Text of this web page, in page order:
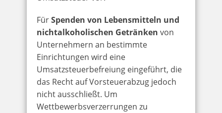
FürSpenden von Lebensmitteln und
nichtalkoholischen Getränken von
Unternehmern an bestimmte
Einrichtungen wird eine
Umsatzsteuerbefreiung eingeführt, die
das Recht auf Vorsteuerabzug jedoch
nicht ausschließt. Um
Wettbewerbsverzerrungen zu